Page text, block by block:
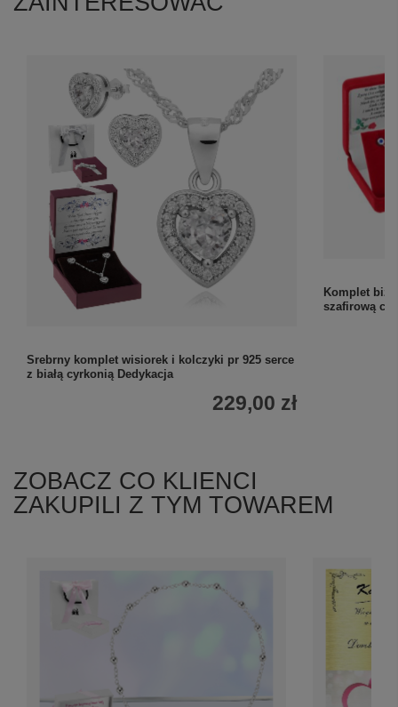
Srebrny komplet wisiorek i kolczyki pr 925 serce
z białą cyrkonią Dedykacja
229,00 zł
Komplet
szafirową
ZOBACZ CO KLIENCI
ZAKUPILI Z TYM TOWAREM